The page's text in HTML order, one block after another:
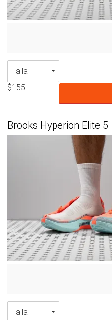
Talla
$155
Brooks Hyperion Elite 5
Talla